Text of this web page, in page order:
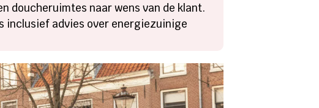
doucheruimtes naar wens van de klant.
inclusief advies over energiezuinige